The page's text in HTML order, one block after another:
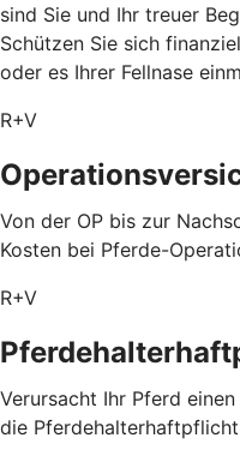
sind Sie und Ihr treuer
Schützen Sie sich
oder es Ihrer Fellnase
R+V
Von der OP bis zur
Kosten bei Pferde-
R+V
Verursacht Ihr Pferd
die